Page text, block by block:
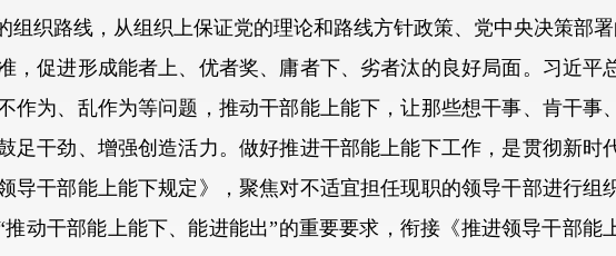
织路线，从组织上保证党的理论和路线方针政策、党中央决策部署
促进形成能者上、优者奖、庸者下、劣者汰的良好局面。习近平
作为、乱作为等问题，推动干部能上能下，让那些想干事、肯干事
足干劲、增强创造活力。做好推进干部能上能下工作，是贯彻新时
导干部能上能下规定》，聚焦对不适宜担任现职的领导干部进行组
推动干部能上能下、能进能出”的重要要求，衔接《推进领导干部能